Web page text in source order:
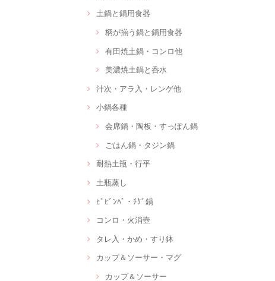
土鍋と鍋用食器
柄が揃う鍋と鍋用食器
有田焼土鍋・コンロ他
美濃焼土鍋と呑水
汁次・アラ入・レンゲ他
小鍋各種
会席鍋・陶板・すっぽん鍋
ごはん鍋・タジン鍋
耐熱土瓶・行平
土瓶蒸し
ﾋﾞﾋﾞﾝﾊﾞ・ﾁｹﾞ鍋
コンロ・火消壺
タレ入・かめ・すり鉢
カップ＆ソーサー・マグ
カップ＆ソーサー